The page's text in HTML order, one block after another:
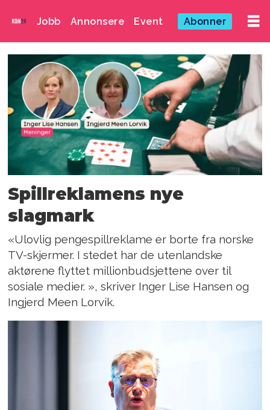
Jobb Annonsere Event Abonner
Emne:
actis
Spillreklamens nye
slagmark
«Ulovlig pengespillreklame er borte fra norske
TV-skjermer. I stedet har de utenlandske
aktørene flyttet millionbudsjettene over til
sosiale medier. », skriver Inger Lise Hansen og
Ingjerd Meen Lorvik.